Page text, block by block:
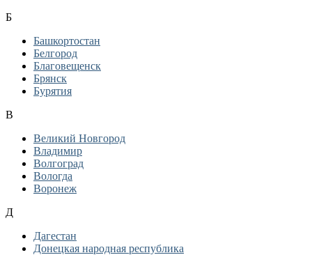
Б
Башкортостан
Белгород
Благовещенск
Брянск
Бурятия
В
Великий Новгород
Владимир
Волгоград
Вологда
Воронеж
Д
Дагестан
Донецкая народная республика